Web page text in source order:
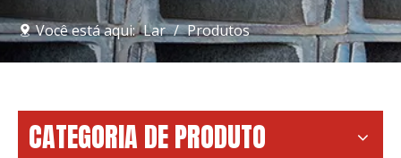
Você está aqui: Lar / Produtos
CATEGORIA DE PRODUTO